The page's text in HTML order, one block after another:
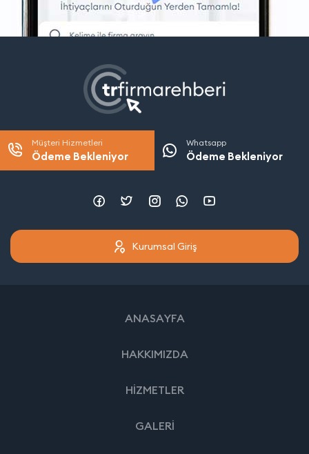
Müşteri Hizmetleri
Ödeme Bekleniyor
Whatsapp
Ödeme Bekleniyor
Kurumsal Giriş
ANASAYFA
HAKKIMIZDA
HİZMETLER
GALERİ